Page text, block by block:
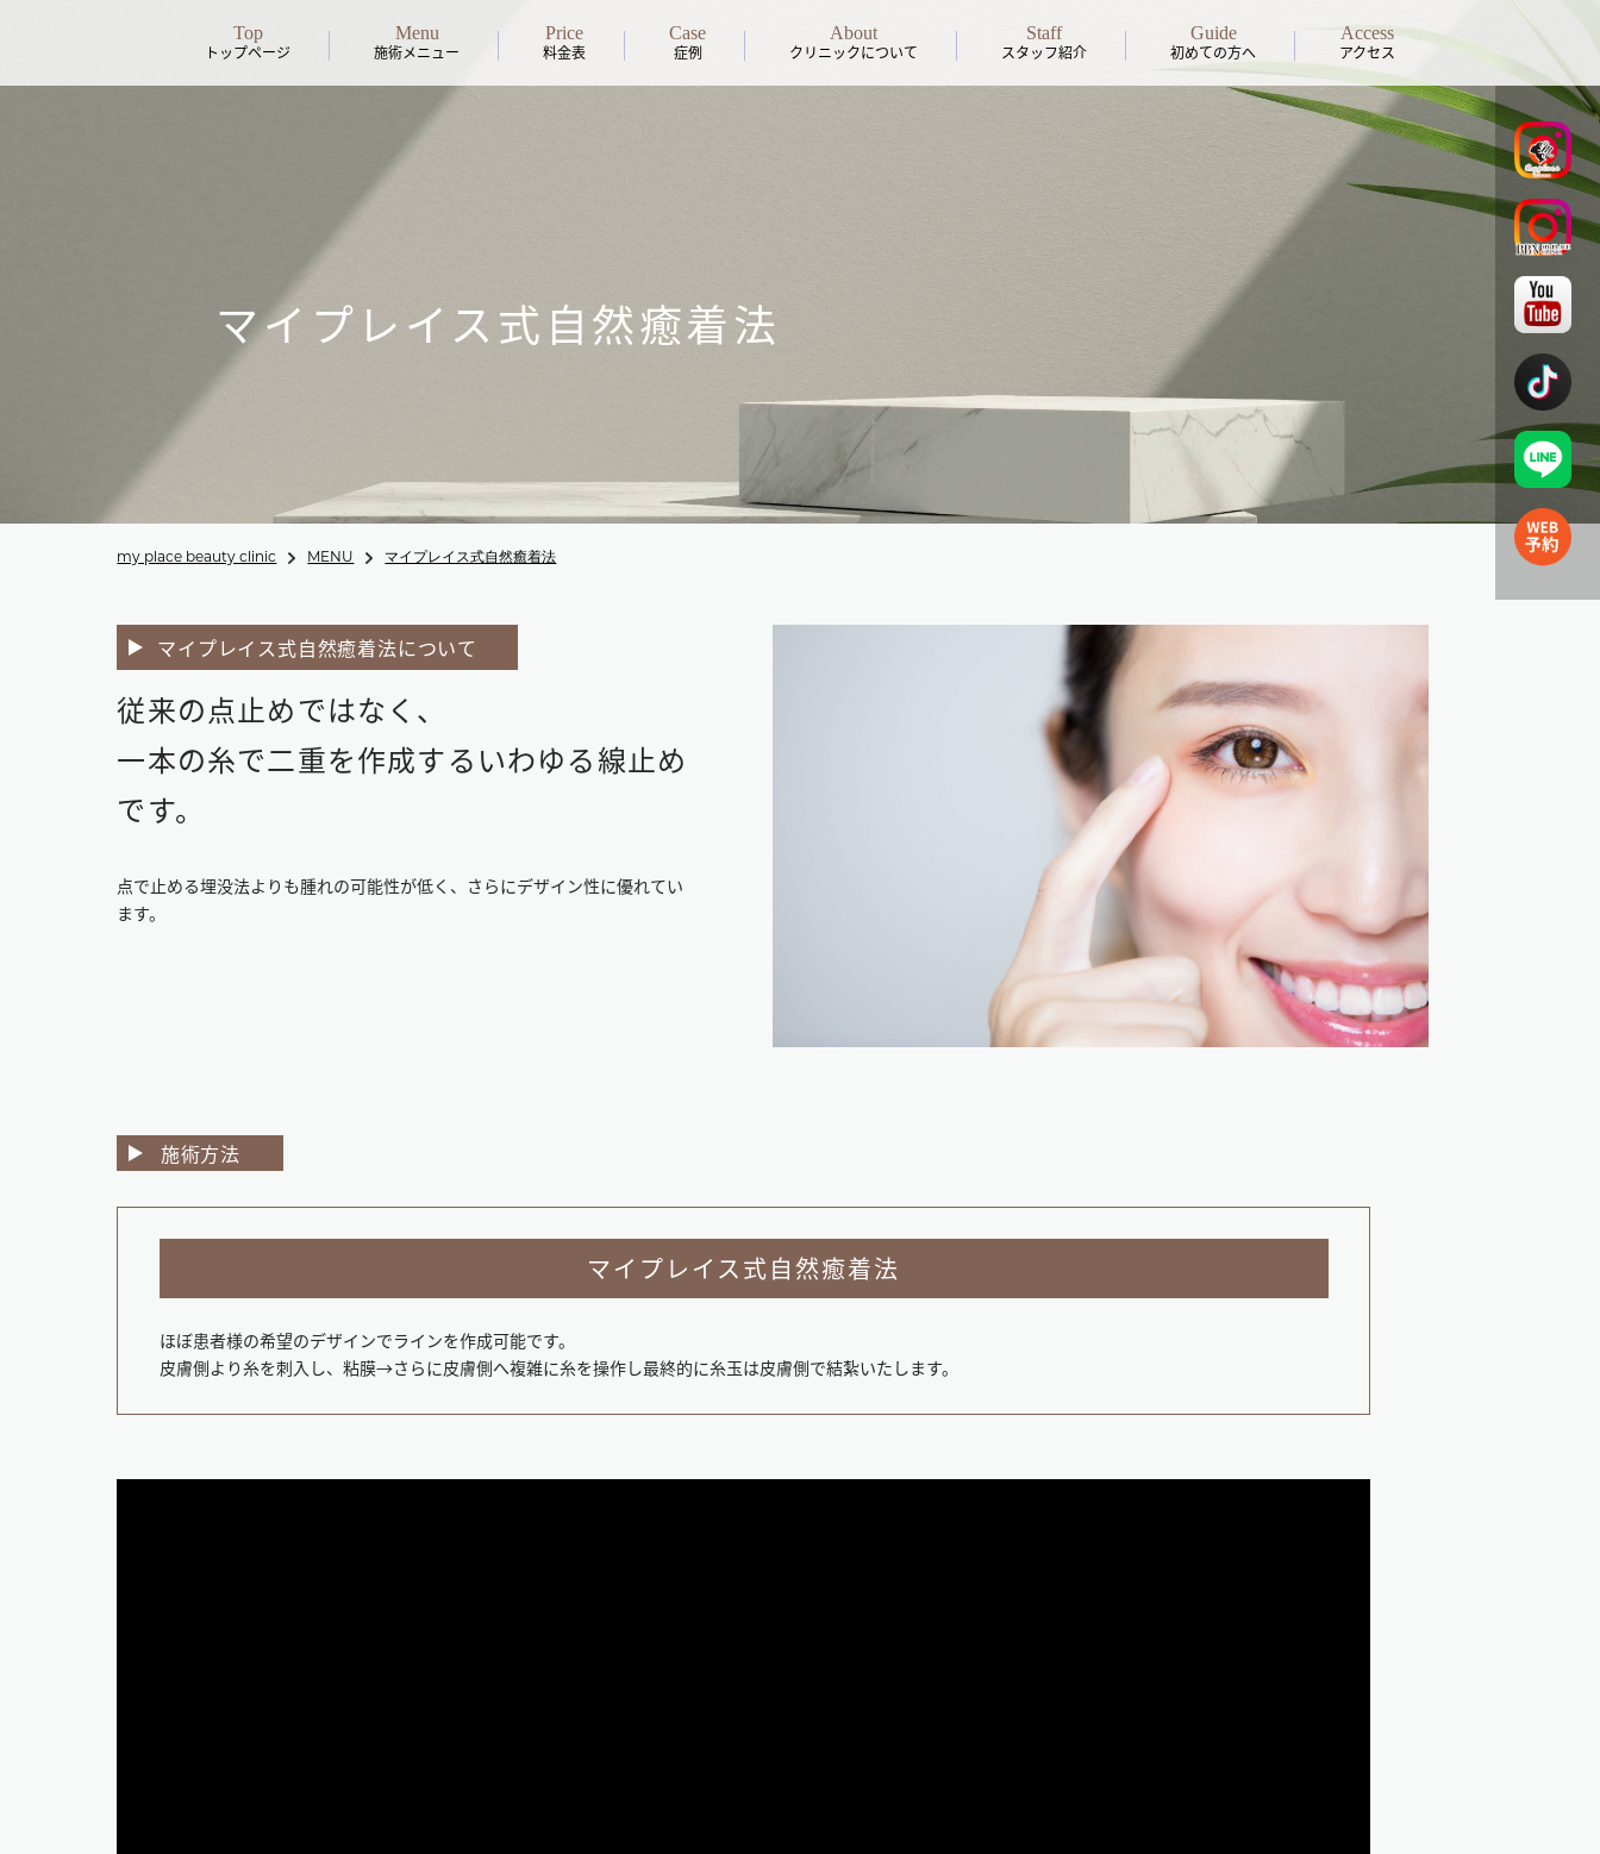
Top
トップページ
Menu
施術メニュー
Price
料金表
Case
症例
About
クリニックについて
Staff
スタッフ紹介
Guide
初めての方へ
Access
アクセス
マイプレイス式自然癒着法
my place beauty clinic MENU マイプレイス式自然癒着法
マイプレイス式自然癒着法について
従来の点止めではなく、
一本の糸で二重を作成するいわゆる線止め
です。
点で止める埋没法よりも腫れの可能性が低く、さらにデザイン性に優れてい
ます。
施術方法
マイプレイス式自然癒着法
ほぼ患者様の希望のデザインでラインを作成可能です。
皮膚側より糸を刺入し、粘膜→さらに皮膚側へ複雑に糸を操作し最終的に糸玉は皮膚側で結紮いたします。